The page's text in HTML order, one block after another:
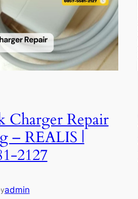
Charger Repair
– REALIS |
2127
admin